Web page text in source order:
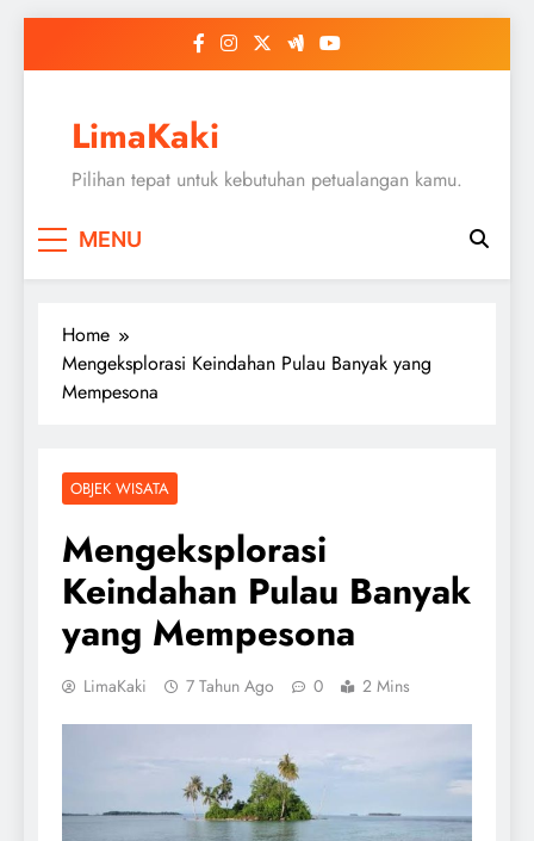
LimaKaki
Pilihan tepat untuk kebutuhan petualangan kamu.
MENU
Home
Mengeksplorasi Keindahan Pulau Banyak yang
Mempesona
OBJEK WISATA
Mengeksplorasi
Keindahan Pulau Banyak
yang Mempesona
LimaKaki 7 Tahun Ago 0 2 Mins